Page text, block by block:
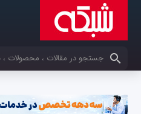
کلمات کلیدی خود را وارد کنید